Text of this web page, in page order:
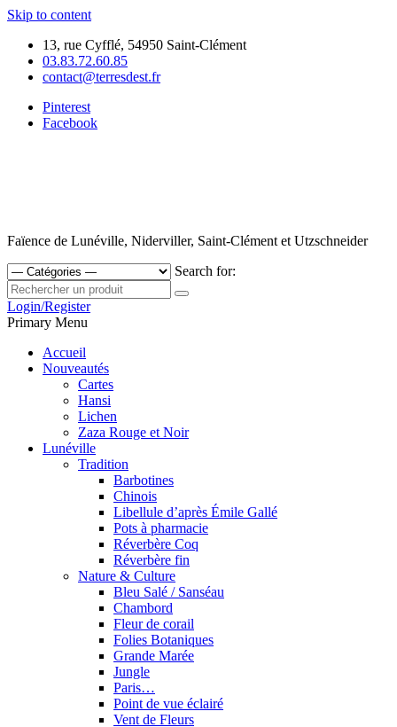
Skip to content
13, rue Cyfflé, 54950 Saint-Clément
03.83.72.60.85
contact@terresdest.fr
Pinterest
Facebook
Faïence de Lunéville, Niderviller, Saint-Clément et Utzschneider
Search for:
Login/Register
Primary Menu
Accueil
Nouveautés
Cartes
Hansi
Lichen
Zaza Rouge et Noir
Lunéville
Tradition
Barbotines
Chinois
Libellule d’après Émile Gallé
Pots à pharmacie
Réverbère Coq
Réverbère fin
Nature & Culture
Bleu Salé / Sanséau
Chambord
Fleur de corail
Folies Botaniques
Grande Marée
Jungle
Paris…
Point de vue éclairé
Vent de Fleurs